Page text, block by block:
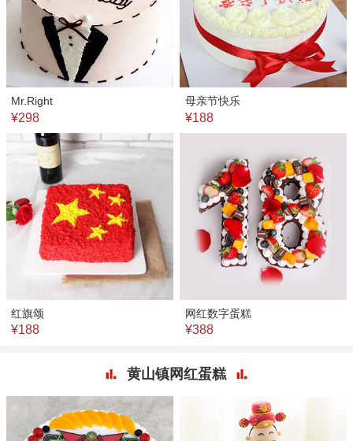
Mr.Right
¥298
母亲节快乐
¥188
红旗颂
¥188
网红数字蛋糕
¥388
黄山镇网红蛋糕